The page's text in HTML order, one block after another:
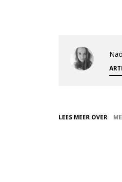
LEES MEER OVER